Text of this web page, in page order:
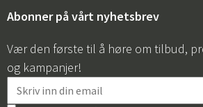
Abonner på vårt nyhetsbrev
Vær den første til å høre om tilbud,
og kampanjer!